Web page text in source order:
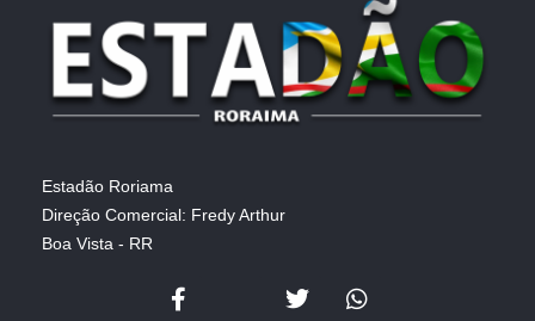
Estadão Roriama
Direção Comercial: Fredy Arthur
Boa Vista - RR